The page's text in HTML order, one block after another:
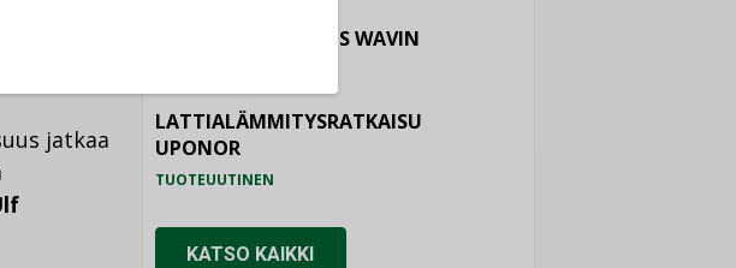
aivan
jatkaa
PALOTURVALLISUUS WAVIN
LATTIALÄMMITYSRATKAISU
UPONOR
TUOTEUUTINEN
KATSO KAIKKI